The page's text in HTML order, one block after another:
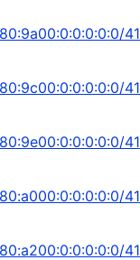
41
41
41
41
41